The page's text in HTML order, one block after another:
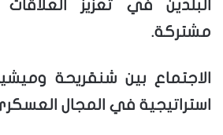
البلدين في تعزيز
مشتركة.
الاجتماع بين شنقريحة
استراتيجية في المجال